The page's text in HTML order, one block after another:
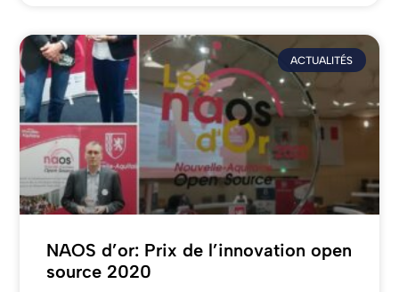
ACTUALITÉS
NAOS d’or: Prix de l’innovation open
source 2020